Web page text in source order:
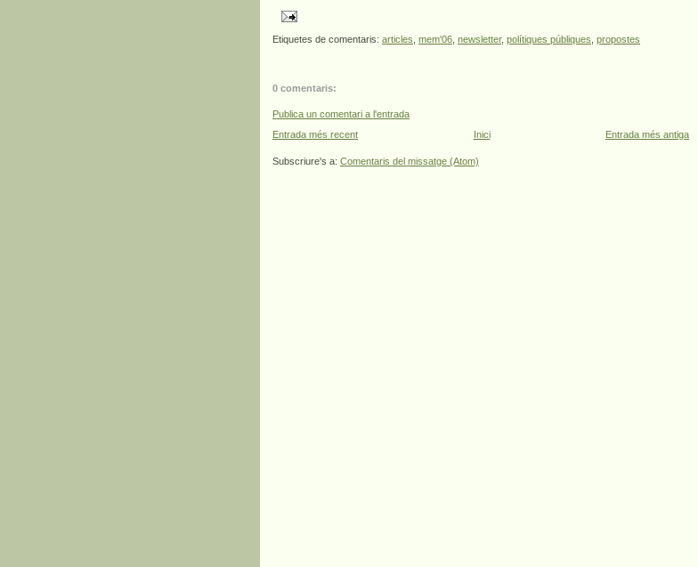
Etiquetes de comentaris: articles mem'06 newsletter, polítiques públiques propostes
0 comentaris:
Publica un comentari a l'entrada
Entrada més recent
Entrada més antiga
Inici
Subscriure's a: Comentaris del missatge (Atom)